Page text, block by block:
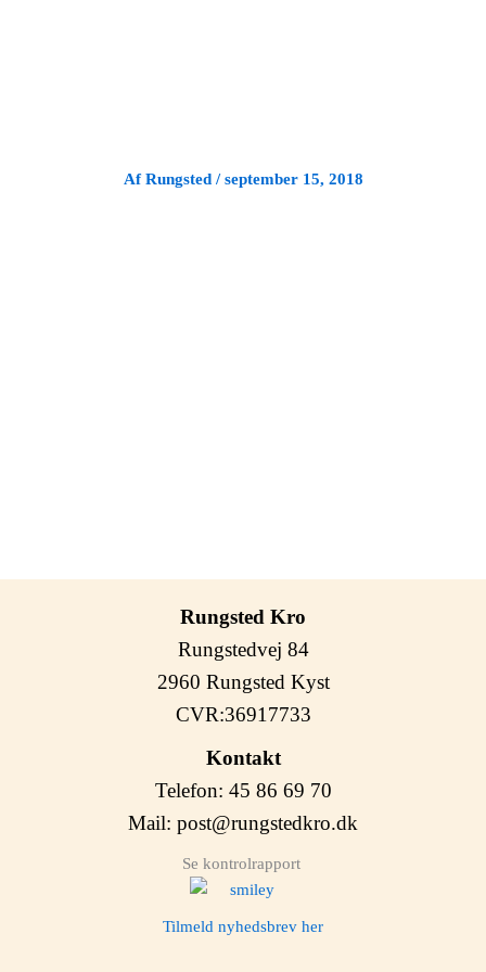
AfRungsted /september 15, 2018
Rungsted Kro
Rungstedvej 84
2960 Rungsted Kyst
CVR:36917733
Kontakt
Telefon: 45 86 69 70
Mail: post@rungstedkro.dk
Se kontrolrapport
Tilmeld nyhedsbrev her